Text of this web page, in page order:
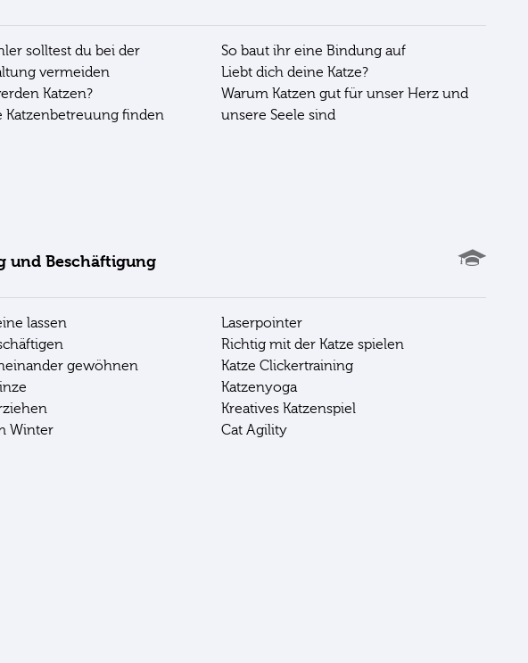
solltest du bei der
vermeiden
Katzen?
Katzenbetreuung finden
So baut ihr eine Bindung auf
Liebt dich deine Katze?
Warum Katzen gut für unser Herz und
unsere Seele sind
und Beschäftigung
lassen
gewöhnen
Winter
Laserpointer
Richtig mit der Katze spielen
Katze Clickertraining
Katzenyoga
Kreatives Katzenspiel
Cat Agility